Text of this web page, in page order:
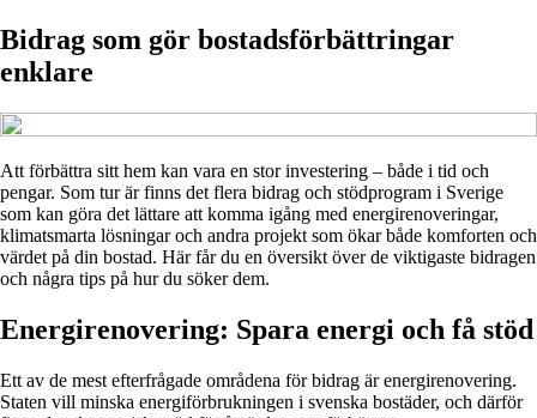
Bidrag som gör bostadsförbättringar
enklare
Att förbättra sitt hem kan vara en stor investering – både i tid och
pengar. Som tur är finns det flera bidrag och stödprogram i Sverige
som kan göra det lättare att komma igång med energirenoveringar,
klimatsmarta lösningar och andra projekt som ökar både komforten och
värdet på din bostad. Här får du en översikt över de viktigaste bidragen
och några tips på hur du söker dem.
Energirenovering: Spara energi och få stöd
Ett av de mest efterfrågade områdena för bidrag är energirenovering.
Staten vill minska energiförbrukningen i svenska bostäder, och därför